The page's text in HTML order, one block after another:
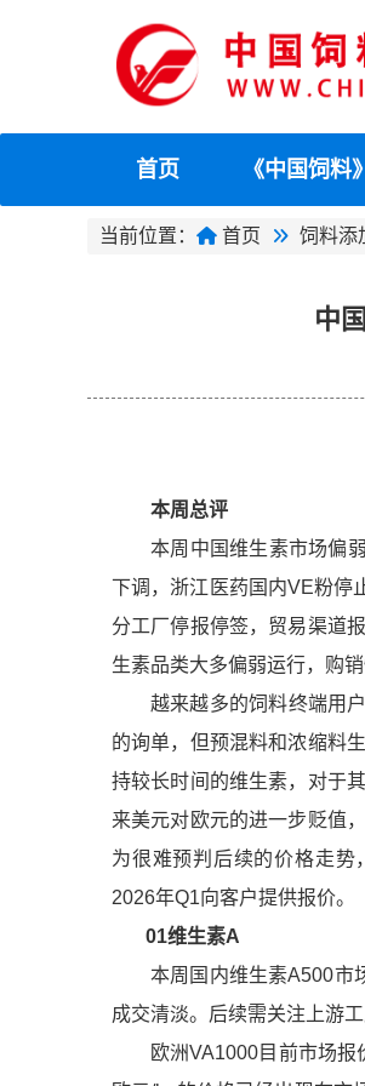
首页 《中国饲料
当前位置： 首页 饲料添
中
本周总评
本周中国维生素市场偏
下调，浙江医药国内VE粉停
分工厂停报停签，贸易渠道
生素品类大多偏弱运行，购销
越来越多的饲料终端用
的询单，但预混料和浓缩料
持较长时间的维生素，对于
来美元对欧元的进一步贬值
为很难预判后续的价格走势
2026年Q1向客户提供报价。
01维生素A
本周国内维生素A500市
成交清淡。后续需关注上游
欧洲VA1000目前市场